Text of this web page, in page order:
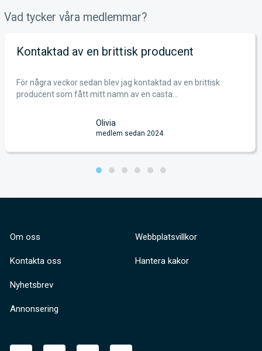
Vad tycker våra medlemmar?
Kontaktad av en brittisk producent
För några veckor sedan blev jag kontaktad av en brittisk
producent som fått mitt namn av en casta...
Olivia
medlem sedan 2024
Om oss
Kontakta oss
Nyhetsbrev
Annonsering
Webbplatsvillkor
Hantera kakor